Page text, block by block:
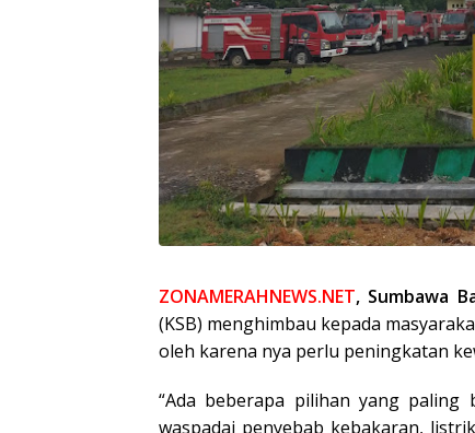
ZONAMERAHNEWS.NET, Sumbawa
(KSB) menghimbau kepada
oleh karena nya perlu peningkatan
“Ada beberapa pilihan yang paling
waspadai penyebab kebakaran,